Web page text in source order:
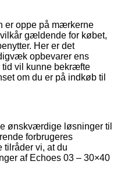
er oppe på mærkerne
gældende for købet,
Her er det
opbevarer ens
tid vil kunne bekræfte
om du er på indkøb til
ønskværdige løsninger til
forbrugeres
tilråder vi, at du
af Echoes 03 – 30×40